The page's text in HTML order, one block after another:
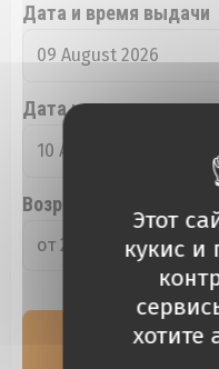
ЕЩЕ НЕ
Дата и время выдачи
09 August 2026
Дата и время
10 August 2026
Возраст водителя
от 25 до 69 лет
Этот
кукис и
хотите